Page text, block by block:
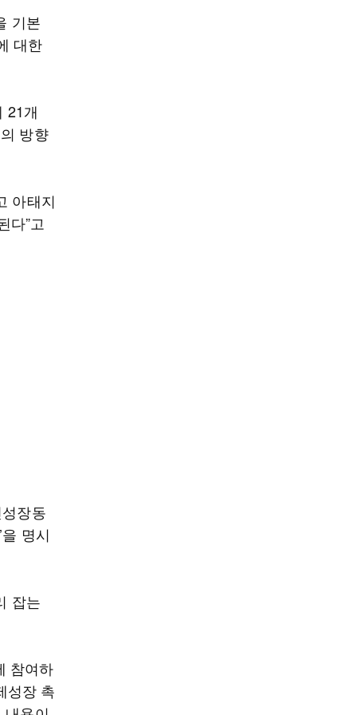
기본
대한
21개
방향
아태지
다”고
장동
명시
잡는
참여하
성장 촉